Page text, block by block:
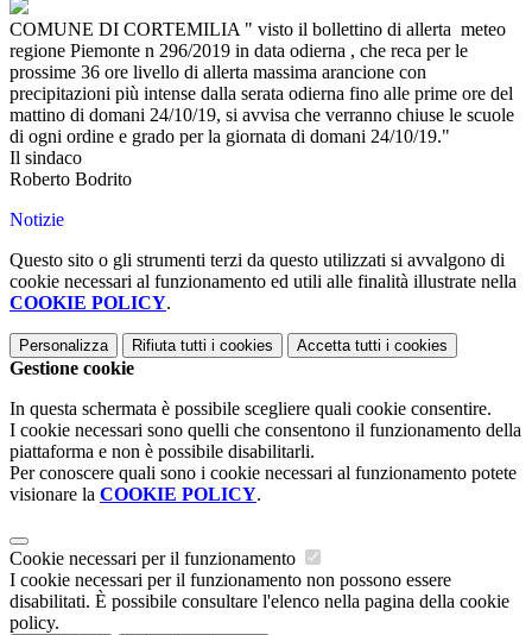
COMUNE DI CORTEMILIA " visto il bollettino di allerta meteo
regione Piemonte n 296/2019 in data odierna , che reca per le
prossime 36 ore livello di allerta massima arancione con
precipitazioni più intense dalla serata odierna fino alle prime ore del
mattino di domani 24/10/19, si avvisa che verranno chiuse le scuole
di ogni ordine e grado per la giornata di domani 24/10/19."
Il sindaco
Roberto Bodrito
Notizie
Questo sito o gli strumenti terzi da questo utilizzati si avvalgono di
cookie necessari al funzionamento ed utili alle finalità illustrate nella
COOKIE POLICY.
Personalizza Rifiuta tutti i cookies Accetta tutti i cookies
Gestione cookie
In questa schermata è possibile scegliere quali cookie consentire.
I cookie necessari sono quelli che consentono il funzionamento della
piattaforma e non è possibile disabilitarli.
Per conoscere quali sono i cookie necessari al funzionamento potete
visionare la COOKIE POLICY.
Cookie necessari per il funzionamento
I cookie necessari per il funzionamento non possono essere
disabilitati. È possibile consultare l'elenco nella pagina della cookie
policy.